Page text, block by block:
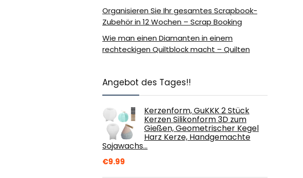
Organisieren Sie Ihr gesamtes Scrapbook-
Zubehör in 12 Wochen – Scrap Booking
Wie man einen Diamanten in einem
rechteckigen Quiltblock macht – Quilten
Angebot des Tages!!
Kerzenform, GuKKK 2 Stück
Kerzen Silikonform 3D zum
Gießen, Geometrischer Kegel
Harz Kerze, Handgemachte
Sojawachs…
€9.99